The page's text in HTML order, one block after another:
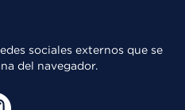
sociales externos que se
del navegador.